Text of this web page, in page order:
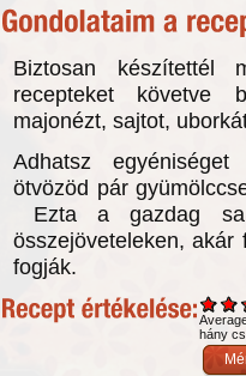
Biztosan készítettél
recepteket követve
majonézt, sajtot,
Adhatsz
ötvözöd pár
Ezta a gazdag
összejöveteleken, akár
fogják.
hány